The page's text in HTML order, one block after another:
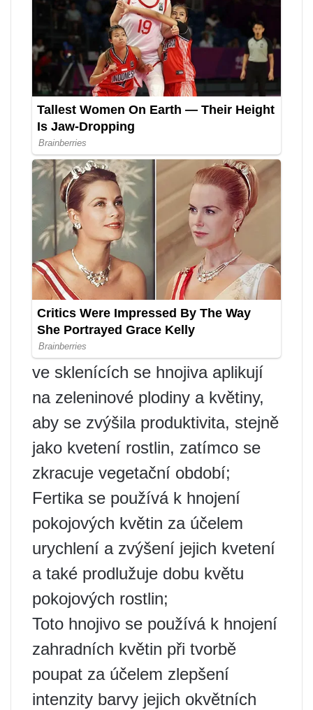
ve sklenících se hnojiva aplikují
na zeleninové plodiny a květiny,
aby se zvýšila produktivita, stejně
jako kvetení rostlin, zatímco se
zkracuje vegetační období;
Fertika se používá k hnojení
pokojových květin za účelem
urychlení a zvýšení jejich kvetení
a také prodlužuje dobu květu
pokojových rostlin;
Toto hnojivo se používá k hnojení
zahradních květin při tvorbě
poupat za účelem zlepšení
intenzity barvy jejich okvětních